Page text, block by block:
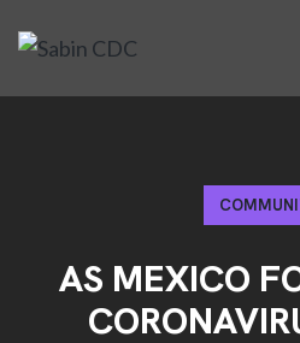
AS MEXICO